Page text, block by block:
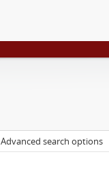
Advanced search options